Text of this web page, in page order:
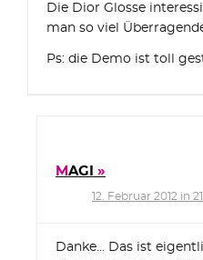
Die Dior Glosse
man so viel
Ps: die Demo ist toll
MAGI
12. Februar 2012 in
Danke… Das ist